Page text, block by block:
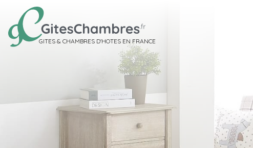
GITES & CHAMBRES D'HOTES EN FRANCE